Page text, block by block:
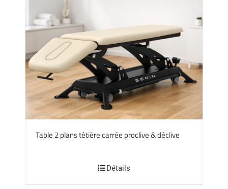
Table 2 plans têtière carrée proclive & déclive
Détails